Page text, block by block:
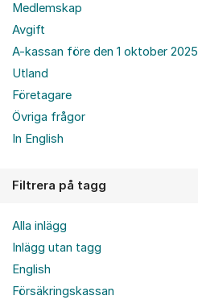
Medlemskap
Avgift
A-kassan före den 1 oktober 2025
Utland
Företagare
Övriga frågor
In English
Filtrera på tagg
Alla inlägg
Inlägg utan tagg
English
Försäkringskassan